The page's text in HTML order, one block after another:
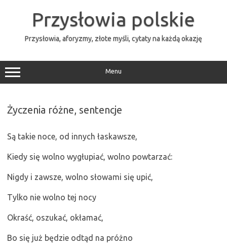
Przysłowia polskie
Przysłowia, aforyzmy, złote myśli, cytaty na każdą okazję
Menu
Życzenia różne, sentencje
Są takie noce, od innych łaskawsze,
Kiedy się wolno wygłupiać, wolno powtarzać:
Nigdy i zawsze, wolno słowami się upić,
Tylko nie wolno tej nocy
Okraść, oszukać, okłamać,
Bo się już będzie odtąd na próżno